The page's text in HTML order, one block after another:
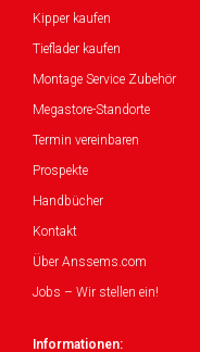
Kipper kaufen
Tieflader kaufen
Montage Service Zubehör
Megastore-Standorte
Termin vereinbaren
Prospekte
Handbücher
Kontakt
Über Anssems.com
Jobs – Wir stellen ein!
Informationen: